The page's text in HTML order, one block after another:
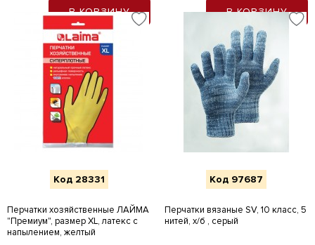
В КОРЗИНУ В КОРЗИНУ
Код 28331
Перчатки хозяйственные ЛАЙМА
"Премиум", размер XL, латекс с
напылением, желтый
Код 97687
Перчатки вязаные SV, 10 класс, 5
нитей, х/б , серый